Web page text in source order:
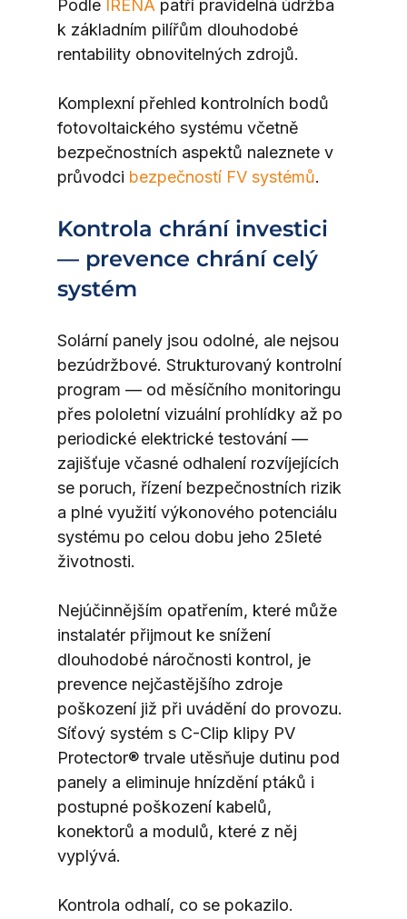
Podle IRENA patří pravidelná údržba
k základním pilířům dlouhodobé
rentability obnovitelných zdrojů.
Komplexní přehled kontrolních bodů
fotovoltaického systému včetně
bezpečnostních aspektů naleznete v
průvodci bezpečností FV systémů.
Kontrola chrání investici
— prevence chrání celý
systém
Solární panely jsou odolné, ale nejsou
bezúdržbové. Strukturovaný kontrolní
program — od měsíčního monitoringu
přes pololetní vizuální prohlídky až po
periodické elektrické testování —
zajišťuje včasné odhalení rozvíjejících
se poruch, řízení bezpečnostních rizik
a plné využití výkonového potenciálu
systému po celou dobu jeho 25leté
životnosti.
Nejúčinnějším opatřením, které může
instalatér přijmout ke snížení
dlouhodobé náročnosti kontrol, je
prevence nejčastějšího zdroje
poškození již při uvádění do provozu.
Síťový systém s C-Clip klipy PV
Protector® trvale utěsňuje dutinu pod
panely a eliminuje hnízdění ptáků i
postupné poškození kabelů,
konektorů a modulů, které z něj
vyplývá.
Kontrola odhalí, co se pokazilo.